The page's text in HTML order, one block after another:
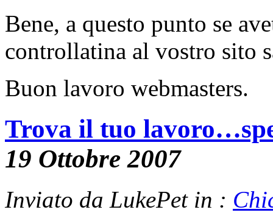
Bene, a questo punto se
controllatina al vostro sito
Buon lavoro webmasters.
Trova il tuo
19 Ottobre 2007
Inviato da LukePet in :